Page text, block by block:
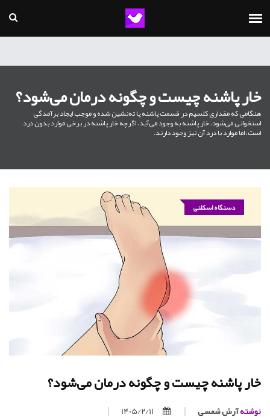
خار پاشنه چیست و چگونه درمان می‌شود؟
هنگامی که مقداری کلسیم در قسمت پاشنه پا ته‌نشین شده و موجب ایجاد برآمدگی
استخوانی می‌شود، خار پاشنه به وجود می‌آید. اگرچه خار پاشنه در برخی موارد بدون درد
است، اما موارد با درد آن نیز وجود دارند.
دستگاه اسکلتی
خار پاشنه چیست و چگونه درمان می‌شود؟
نوشتهآرش شمسی
1405/2/11